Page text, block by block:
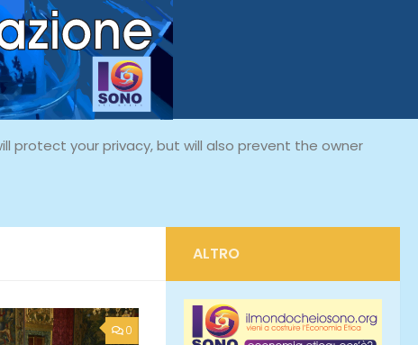
protect your privacy, but will also prevent the owner
0
ALTRO